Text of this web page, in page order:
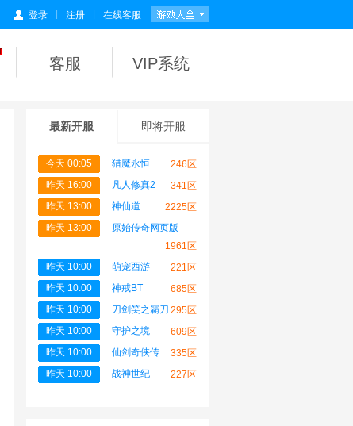
登录 注册 在线客服
客服 VIP系统
最新开服 即将开服
今天 00:05 猎魔永恒
246区
昨天 16:00
凡人修真2
341区
昨天 13:00
神仙道
2225区
昨天 13:00
原始传奇网页版
1961区
昨天 10:00
萌宠西游
221区
昨天 10:00
神戒BT
685区
昨天 10:00
刀剑笑之霸刀 295区
昨天 10:00
守护之境
609区
昨天 10:00
仙剑奇侠传
335区
昨天 10:00
战神世纪 227区